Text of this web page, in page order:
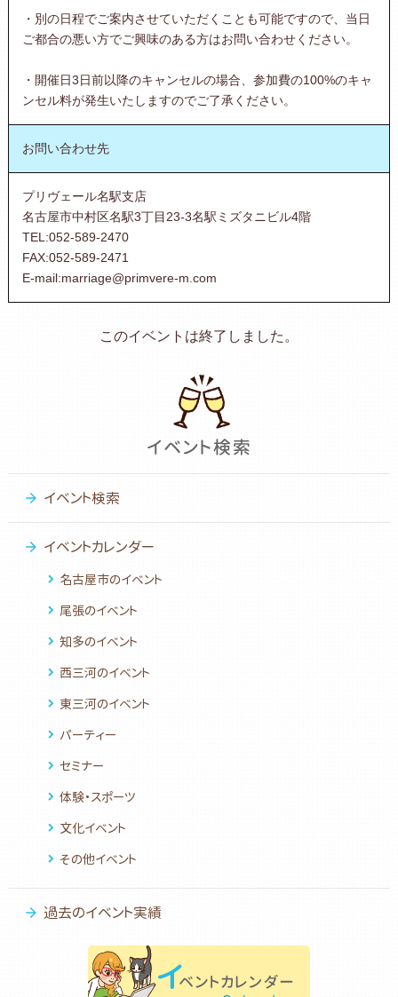
・別の日程でご案内させていただくことも可能ですので、当日
ご都合の悪い方でご興味のある方はお問い合わせください。
・開催日3日前以降のキャンセルの場合、参加費の100%のキャ
ンセル料が発生いたしますのでご了承ください。
お問い合わせ先
プリヴェール名駅支店
名古屋市中村区名駅3丁目23-3名駅ミズタニビル4階
TEL:052-589-2470
FAX:052-589-2471
E-mail:marriage@primvere-m.com
このイベントは終了しました。
イベント検索
イベントカレンダー
名古屋市のイベント
尾張のイベント
知多のイベント
西三河のイベント
東三河のイベント
パーティー
セミナー
体験・スポーツ
文化イベント
その他イベント
過去のイベント実績